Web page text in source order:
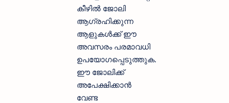
കീഴിൽ ജോലി
ആഗ്രഹിക്കുന്ന
ആളുകള്‍ക്ക് ഈ
അവസരം പരമാവധി
ഉപയോഗപ്പെടുത്തുക.
ഈ ജോലിക്ക്
അപേക്ഷിക്കാന്‍
വേണ്ട